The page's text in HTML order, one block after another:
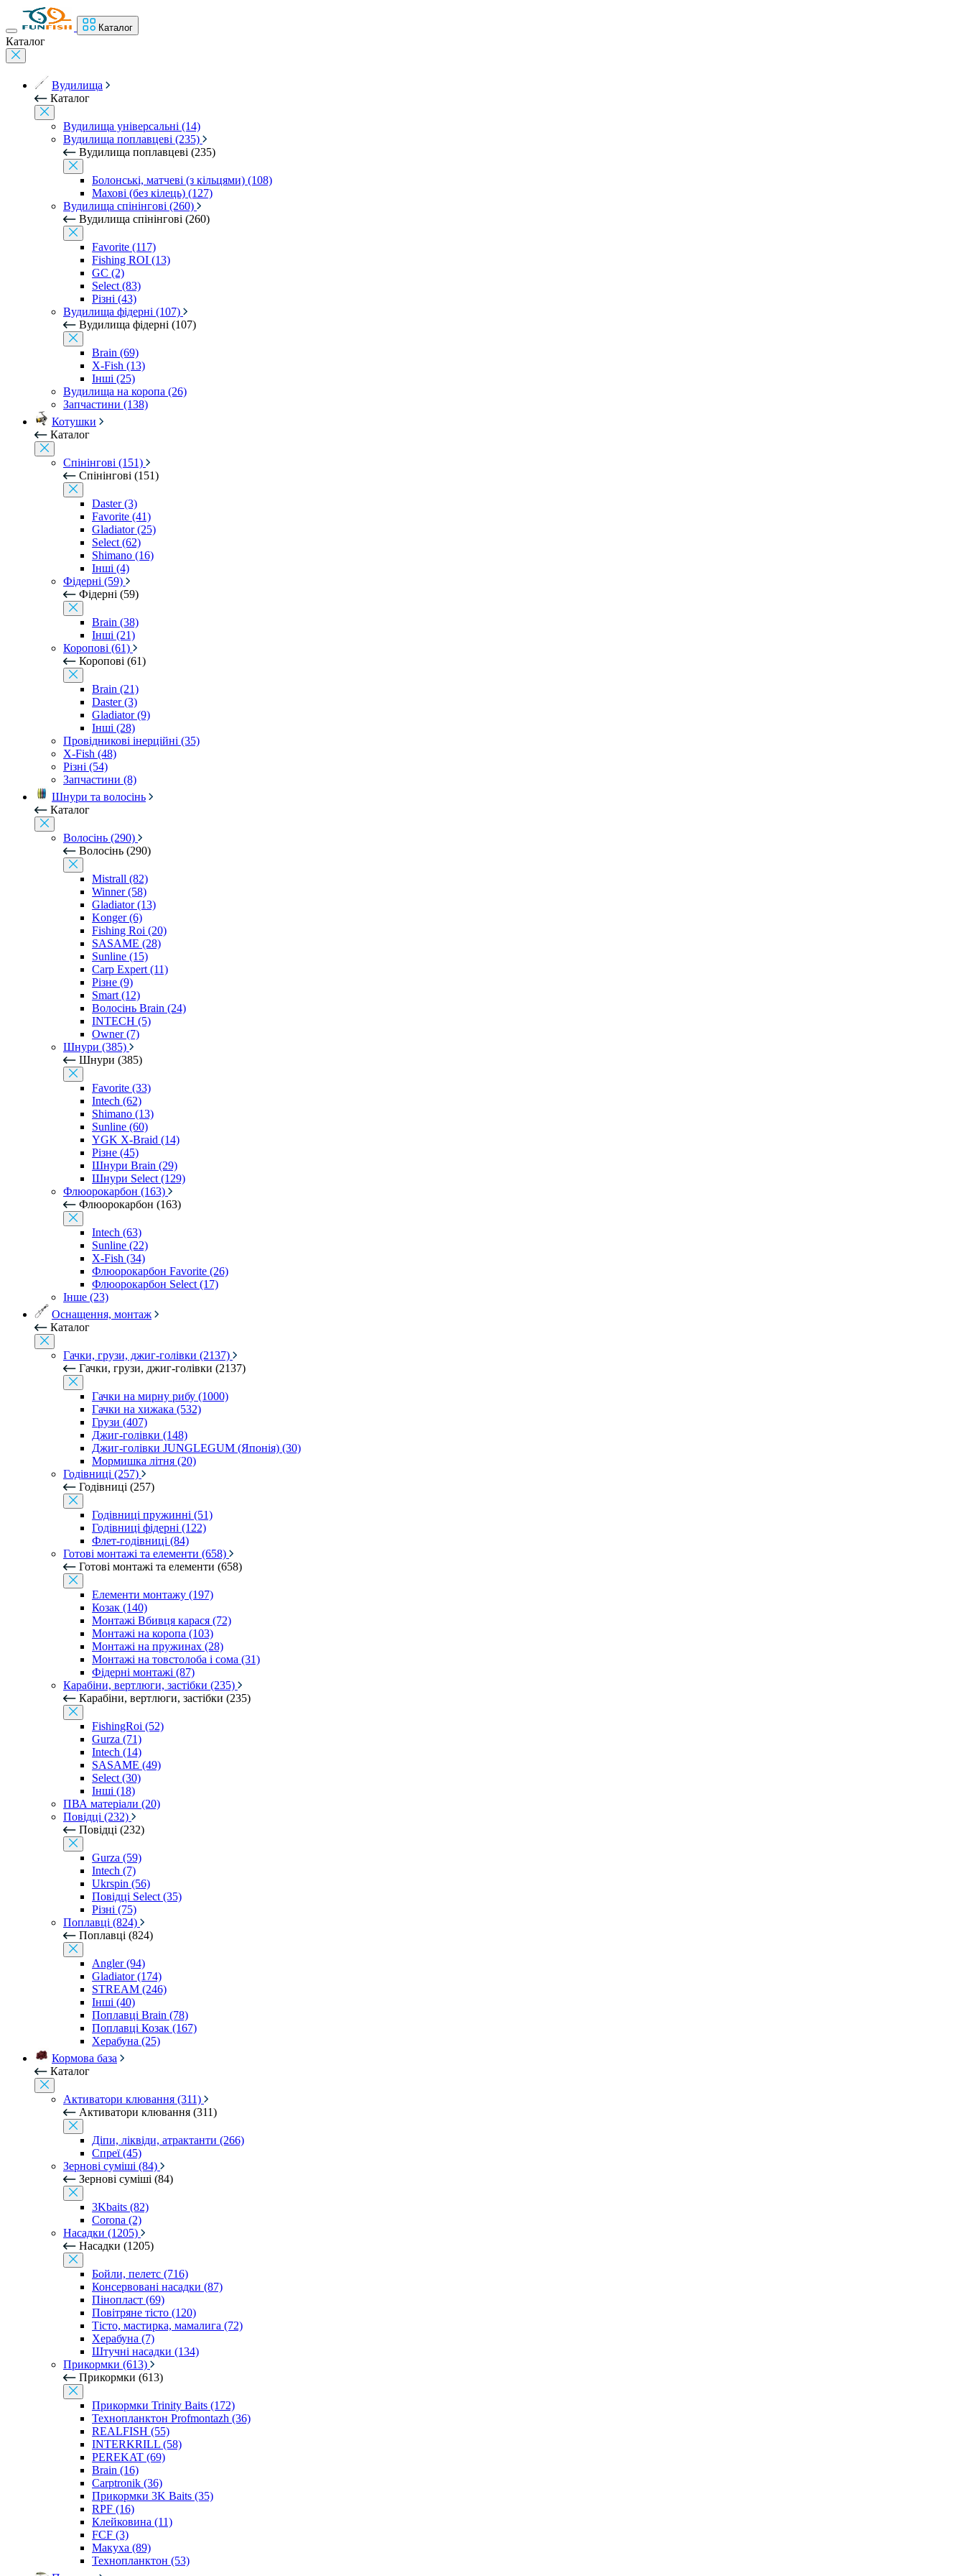
Каталог
Каталог
Вудилища
Каталог
Вудилища універсальні (14)
Вудилища поплавцеві (235)
Вудилища поплавцеві (235)
Болонські, матчеві (з кільцями) (108)
Махові (без кілець) (127)
Вудилища спінінгові (260)
Вудилища спінінгові (260)
Favorite (117)
Fishing ROI (13)
GC (2)
Select (83)
Різні (43)
Вудилища фідерні (107)
Вудилища фідерні (107)
Brain (69)
X-Fish (13)
Інші (25)
Вудилища на коропа (26)
Запчастини (138)
Котушки
Каталог
Спінінгові (151)
Спінінгові (151)
Daster (3)
Favorite (41)
Gladiator (25)
Select (62)
Shimano (16)
Інші (4)
Фідерні (59)
Фідерні (59)
Brain (38)
Інші (21)
Коропові (61)
Коропові (61)
Brain (21)
Daster (3)
Gladiator (9)
Інші (28)
Провідникові інерційні (35)
X-Fish (48)
Різні (54)
Запчастини (8)
Шнури та волосінь
Каталог
Волосінь (290)
Волосінь (290)
Mistrall (82)
Winner (58)
Gladiator (13)
Konger (6)
Fishing Roi (20)
SASAME (28)
Sunline (15)
Carp Expert (11)
Різне (9)
Smart (12)
Волосінь Brain (24)
INTECH (5)
Owner (7)
Шнури (385)
Шнури (385)
Favorite (33)
Intech (62)
Shimano (13)
Sunline (60)
YGK X-Braid (14)
Різне (45)
Шнури Brain (29)
Шнури Select (129)
Флюорокарбон (163)
Флюорокарбон (163)
Intech (63)
Sunline (22)
X-Fish (34)
Флюорокарбон Favorite (26)
Флюорокарбон Select (17)
Інше (23)
Оснащення, монтаж
Каталог
Гачки, грузи, джиг-голівки (2137)
Гачки, грузи, джиг-голівки (2137)
Гачки на мирну рибу (1000)
Гачки на хижака (532)
Грузи (407)
Джиг-голівки (148)
Джиг-голівки JUNGLEGUM (Японія) (30)
Мормишка літня (20)
Годівниці (257)
Годівниці (257)
Годівниці пружинні (51)
Годівниці фідерні (122)
Флет-годівниці (84)
Готові монтажі та елементи (658)
Готові монтажі та елементи (658)
Елементи монтажу (197)
Козак (140)
Монтажі Вбивця карася (72)
Монтажі на коропа (103)
Монтажі на пружинах (28)
Монтажі на товстолоба і сома (31)
Фідерні монтажі (87)
Карабіни, вертлюги, застібки (235)
Карабіни, вертлюги, застібки (235)
FishingRoi (52)
Gurza (71)
Intech (14)
SASAME (49)
Select (30)
Інші (18)
ПВА матеріали (20)
Повідці (232)
Повідці (232)
Gurza (59)
Intech (7)
Ukrspin (56)
Повідці Select (35)
Різні (75)
Поплавці (824)
Поплавці (824)
Angler (94)
Gladiator (174)
STREAM (246)
Інші (40)
Поплавці Brain (78)
Поплавці Козак (167)
Херабуна (25)
Кормова база
Каталог
Активатори клювання (311)
Активатори клювання (311)
Діпи, ліквіди, атрактанти (266)
Спреї (45)
Зернові суміші (84)
Зернові суміші (84)
3Kbaits (82)
Corona (2)
Насадки (1205)
Насадки (1205)
Бойли, пелетс (716)
Консервовані насадки (87)
Пінопласт (69)
Повітряне тісто (120)
Тісто, мастирка, мамалига (72)
Херабуна (7)
Штучні насадки (134)
Прикормки (613)
Прикормки (613)
Прикормки Trinity Baits (172)
Технопланктон Profmontazh (36)
REALFISH (55)
INTERKRILL (58)
PEREKAT (69)
Brain (16)
Carptronik (36)
Прикормки 3K Baits (35)
RPF (16)
Клейковина (11)
FCF (3)
Макуха (89)
Технопланктон (53)